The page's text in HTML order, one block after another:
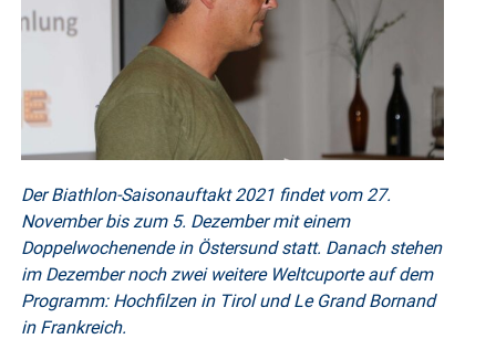
Der Biathlon-Saisonauftakt 2021 findet vom 27.
November bis zum 5. Dezember mit einem
Doppelwochenende in Östersundstatt. Danach stehen
im Dezember noch zwei weitere Weltcuporte auf dem
Programm: Hochfilzen in Tirol und Le Grand Bornand
in Frankreich.